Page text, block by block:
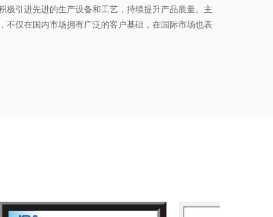
极引进先进的生产设备和工艺，持续提升产品质量。主
不仅在国内市场拥有广泛的客户基础，在国际市场也表